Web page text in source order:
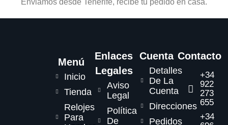
Menú
Inicio
Tienda
Relojes
Para
Enlaces
Legales
Aviso
Legal
Política
De
Cuenta
Detalles
De La
Cuenta
Direcciones
Pedidos
Contacto
+34
922
273
655
+34